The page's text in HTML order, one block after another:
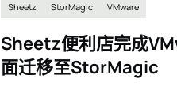
Sheetz StorMagic VMware
Sheetz便利店完成
面迁移至StorMagic